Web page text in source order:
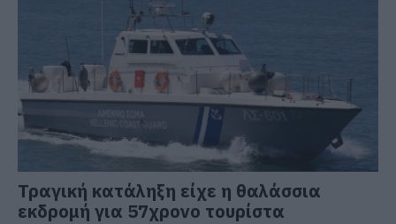
Τραγική κατάληξη είχε η θαλάσσια
εκδρομή για 57χρονο τουρίστα